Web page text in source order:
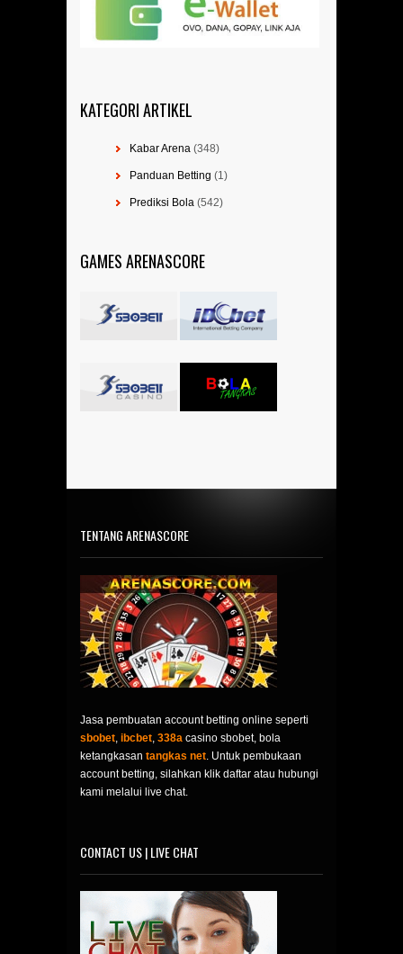
KATEGORI ARTIKEL
Kabar Arena (348)
Panduan Betting (1)
Prediksi Bola (542)
GAMES ARENASCORE
TENTANG ARENASCORE
Jasa pembuatan account betting online seperti
sbobet, ibcbet, 338a casino sbobet, bola
ketangkasan tangkas net. Untuk pembukaan
account betting, silahkan klik daftar atau hubungi
kami melalui live chat.
CONTACT US | LIVE CHAT